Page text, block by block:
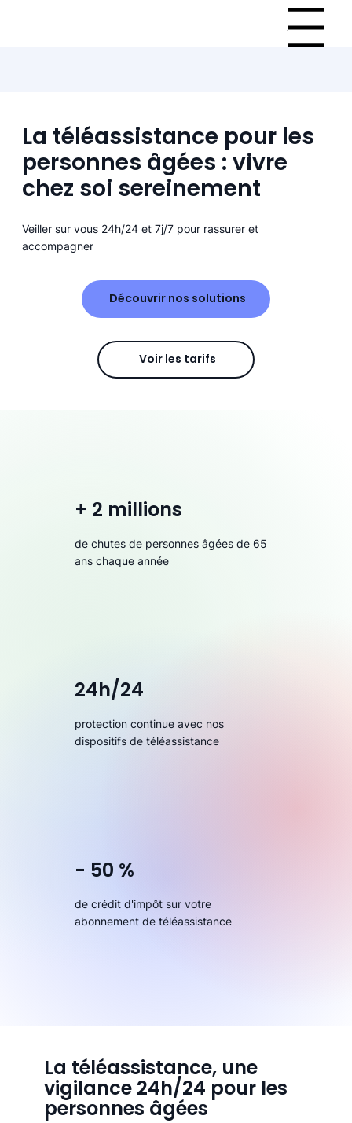
Menu
La téléassistance pour les
personnes âgées : vivre
chez soi sereinement
Veiller sur vous 24h/24 et 7j/7 pour rassurer et
accompagner
Découvrir nos solutions
Voir les tarifs
+ 2 millions
de chutes de personnes âgées de 65
ans chaque année
24h/24
protection continue avec nos
dispositifs de téléassistance
- 50 %
de crédit d'impôt sur votre
abonnement de téléassistance
La téléassistance, une
vigilance 24h/24 pour les
personnes âgées